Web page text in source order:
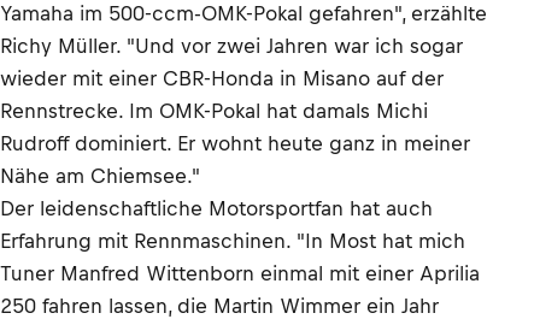
Yamaha im 500-ccm-OMK-Pokal gefahren", erzählte
Richy Müller. "Und vor zwei Jahren war ich sogar
wieder mit einer CBR-Honda in Misano auf der
Rennstrecke. Im OMK-Pokal hat damals Michi
Rudroff dominiert. Er wohnt heute ganz in meiner
Nähe am Chiemsee."
Der leidenschaftliche Motorsportfan hat auch
Erfahrung mit Rennmaschinen. "In Most hat mich
Tuner Manfred Wittenborn einmal mit einer Aprilia
250 fahren lassen, die Martin Wimmer ein Jahr